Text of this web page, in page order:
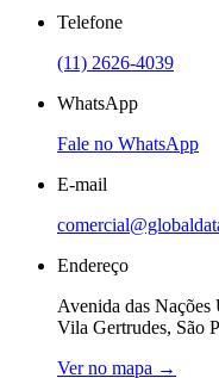
Telefone
(11) 2626-4039
WhatsApp
Fale no WhatsApp
E-mail
Endereço
Avenida das Nações
Vila Gertrudes, São
Ver no mapa →